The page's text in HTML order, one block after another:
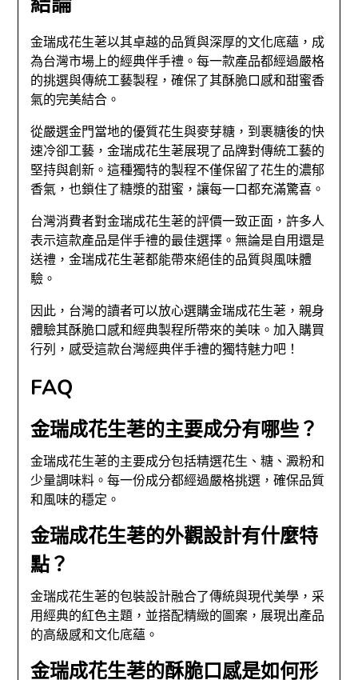
金瑞成花生荖以其卓越的品質與深厚的文化底蘊，成
為台灣市場上的經典伴手禮。每一款產品都經過嚴格
的挑選與傳統工藝製程，確保了其酥脆口感和甜蜜香
氣的完美結合。
從嚴選金門當地的優質花生與麥芽糖，到裹糖後的快
速冷卻工藝，金瑞成花生荖展現了品牌對傳統工藝的
堅持與創新。這種獨特的製程不僅保留了花生的濃郁
香氣，也鎖住了糖漿的甜蜜，讓每一口都充滿驚喜。
台灣消費者對金瑞成花生荖的評價一致正面，許多人
表示這款產品是伴手禮的最佳選擇。無論是自用還是
送禮，金瑞成花生荖都能帶來絕佳的品質與風味體
驗。
因此，台灣的讀者可以放心選購金瑞成花生荖，親身
體驗其酥脆口感和經典製程所帶來的美味。加入購買
行列，感受這款台灣經典伴手禮的獨特魅力吧！
FAQ
金瑞成花生荖的主要成分有哪些？
金瑞成花生荖的主要成分包括精選花生、糖、澱粉和
少量調味料。每一份成分都經過嚴格挑選，確保品質
和風味的穩定。
金瑞成花生荖的外觀設計有什麼特
點？
金瑞成花生荖的包裝設計融合了傳統與現代美學，采
用經典的紅色主題，並搭配精緻的圖案，展現出產品
的高級感和文化底蘊。
金瑞成花生荖的酥脆口感是如何形